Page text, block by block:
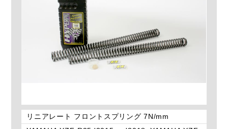
リニアレート フロントスプリング 7N/mm